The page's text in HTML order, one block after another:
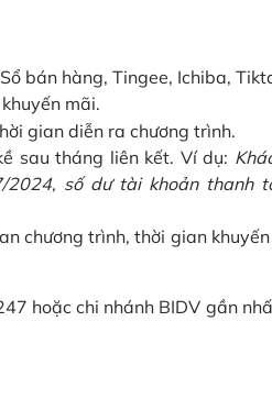
bán hàng, Tingee, Ichiba,
mãi.
gian diễn ra chương trình.
sau tháng liên kết. Ví dụ:
số dư tài khoản thanh
chương trình, thời gian
hoặc chi nhánh BIDV gần